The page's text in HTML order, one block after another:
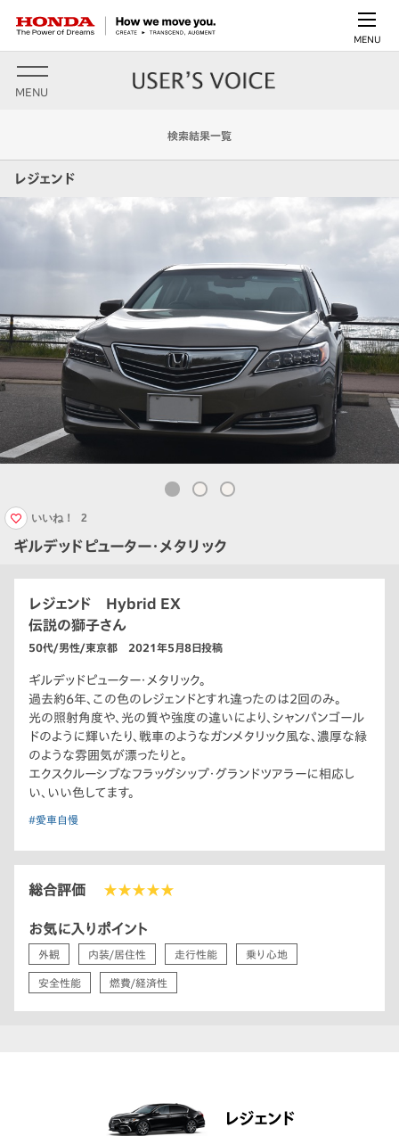
MENU
MENU
検索結果一覧
レジェンド
ギルデッドピューター・メタリック
いいね！ 2
レジェンド Hybrid EX
伝説の獅子さん
50代/男性/東京都 2021年5月8日投稿
ギルデッドピューター・メタリック。
過去約6年、この色のレジェンドとすれ違ったのは2回のみ。
光の照射角度や、光の質や強度の違いにより、シャンパンゴール
ドのように輝いたり、戦車のようなガンメタリック風な、濃厚な緑
のような雰囲気が漂ったりと。
エクスクルーシブなフラッグシップ・グランドツアラーに相応し
い、いい色してます。
#愛車自慢
総合評価 ★★★★★
お気に入りポイント
外観 内装/居住性 走行性能 乗り心地
安全性能 燃費/経済性
レジェンド